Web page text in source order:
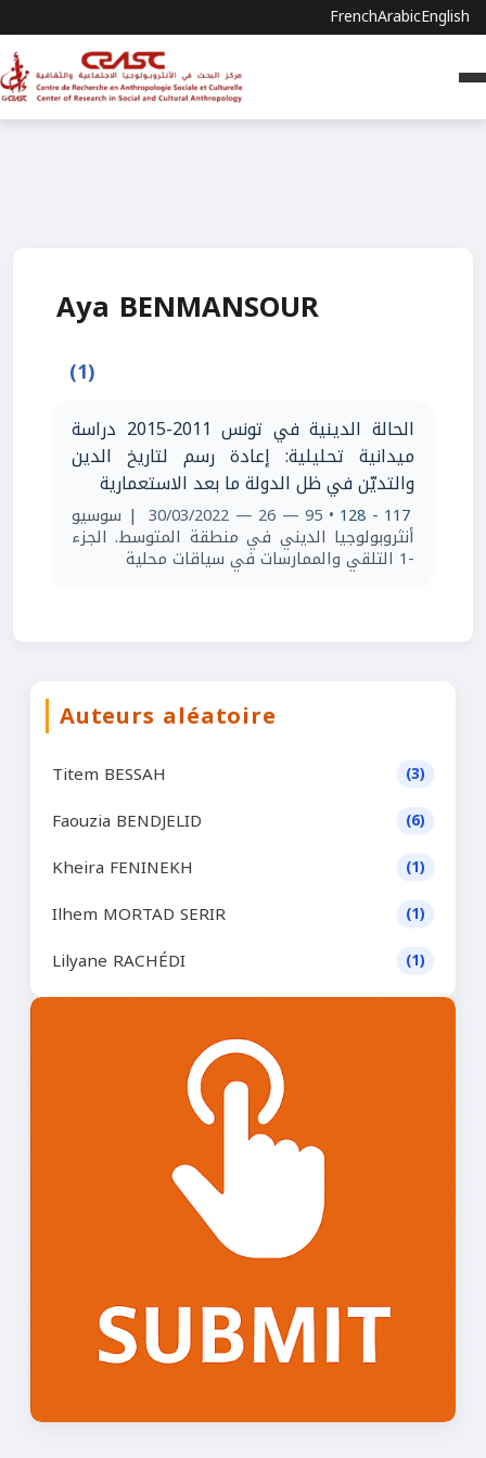
FrenchArabicEnglish
Aya BENMANSOUR
(1)
الحالة الدينية في تونس 2011-2015 دراسة
ميدانية تحليلية: إعادة رسم لتاريخ الدين
والتديّن في ظل الدولة ما بعد الاستعمارية
117 - 128
• 95 — 26 — 30/03/2022 | سوسيو
أنثروبولوجيا الديني في منطقة المتوسط. الجزء
-1 التلقي والممارسات في سياقات محلية
Auteurs aléatoire
Titem BESSAH (3)
Faouzia BENDJELID (6)
Kheira FENINEKH (1)
Ilhem MORTAD SERIR (1)
Lilyane RACHÉDI (1)